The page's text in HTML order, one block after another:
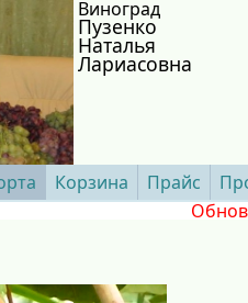
Виноград
Пузенко
Наталья
Лариасовна
Корзина Прайс